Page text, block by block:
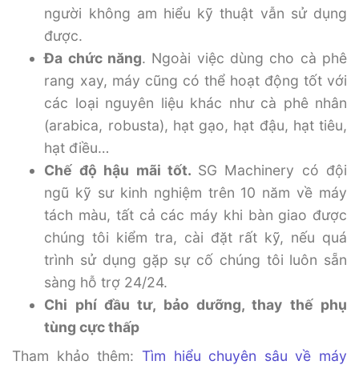
người không am hiểu kỹ thuật vẫn sử dụng
được.
Đa chức năng. Ngoài việc dùng cho cà phê
rang xay, máy cũng có thể hoạt động tốt với
các loại nguyên liệu khác như cà phê nhân
(arabica, robusta), hạt gạo, hạt đậu, hạt tiêu,
hạt điều…
Chế độ hậu mãi tốt. SG Machinery có đội
ngũ kỹ sư kinh nghiệm trên 10 năm về máy
tách màu, tất cả các máy khi bàn giao được
chúng tôi kiểm tra, cài đặt rất kỹ, nếu quá
trình sử dụng gặp sự cố chúng tôi luôn sẵn
sàng hỗ trợ 24/24.
Chi phí đầu tư, bảo dưỡng, thay thế phụ
tùng cực thấp
Tham khảo thêm: Tìm hiểu chuyên sâu về máy